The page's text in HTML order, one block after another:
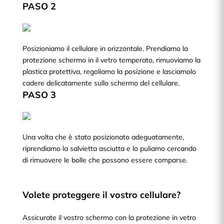
PASO 2
Posizioniamo il cellulare in orizzontale. Prendiamo la
protezione schermo in il vetro temperato, rimuoviamo la
plastica protettiva, regoliamo la posizione e lasciamolo
cadere delicatamente sullo schermo del cellulare.
PASO 3
Una volta che è stato posizionato adeguatamente,
riprendiamo la salvietta asciutta e lo puliamo cercando
di rimuovere le bolle che possono essere comparse.
Volete proteggere il vostro cellulare?
Assicurate il vostro schermo con la protezione in vetro